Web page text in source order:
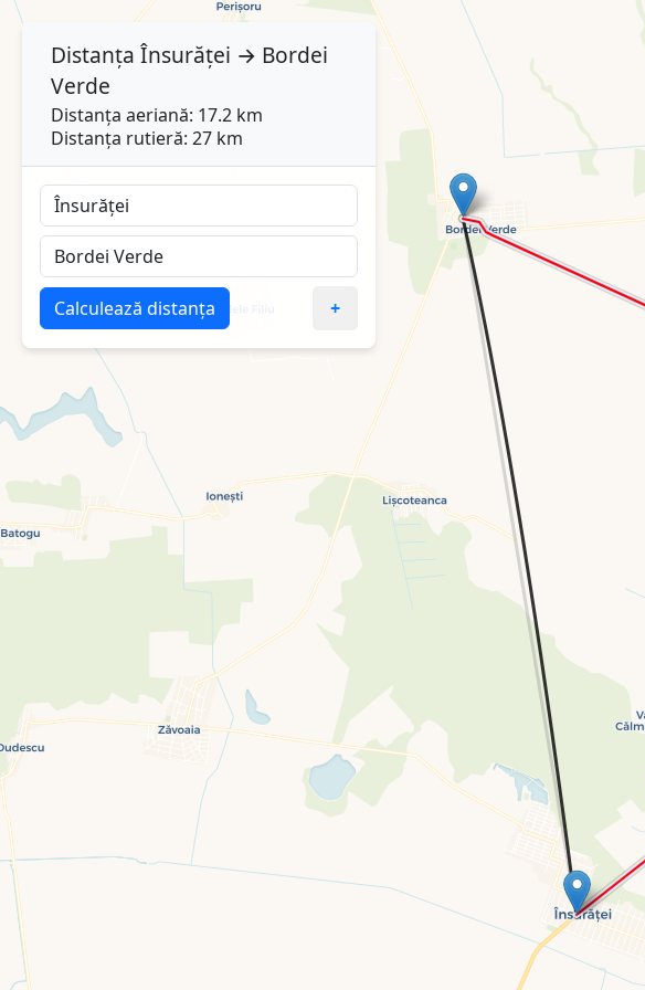
Distanța Însurăței → Bordei
Verde
Distanța aeriană: 17.2 km
Distanța rutieră: 27 km
Calculează distanța +